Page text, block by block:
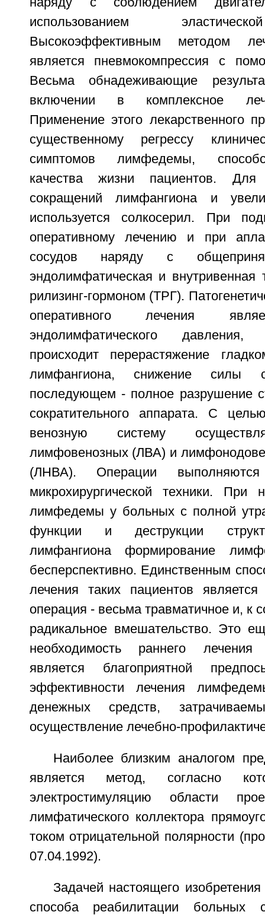
использованием
Высокоэффективным методом
является пневмокомпрессия с
Весьма обнадеживающие
включении в комплексное
Применение этого лекарственного
существенному регрессу
симптомов лимфедемы,
качества жизни пациентов.
сокращений лимфангиона и
используется солкосерил. При
оперативному лечению и при
сосудов наряду с
эндолимфатическая и внутривенная
рилизинг-гормоном (ТРГ).
оперативного лечения
эндолимфатического
происходит перерастяжение
лимфангиона, снижение силы
последующем - полное разрушение
сократительного аппарата. С
венозную систему
лимфовенозных (ЛВА) и
(ЛНВА). Операции
микрохирургической техники. При
лимфедемы у больных с полной
функции и деструкции
лимфангиона формирование
бесперспективно. Единственным
лечения таких пациентов является
операция - весьма травматичное и, к
радикальное вмешательство. Это
необходимость раннего
является благоприятной
эффективности лечения
денежных средств,
осуществление лечебно-
Наиболее близким аналогом
является метод, согласно
электростимуляцию области
лимфатического коллектора
током отрицательной полярности
07.04.1992).
Задачей настоящего
способа реабилитации